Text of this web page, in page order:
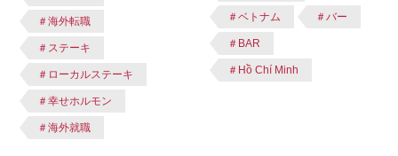
＃海外転職
＃ステーキ
＃ローカルステーキ
＃幸せホルモン
＃海外就職
＃ベトナム ＃バー
＃BAR
＃Hồ Chí Minh